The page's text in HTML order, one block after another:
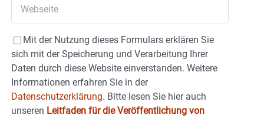
Mit der Nutzung dieses Formulars erklären Sie
sich mit der Speicherung und Verarbeitung Ihrer
Daten durch diese Website einverstanden. Weitere
Informationen erfahren Sie in der
Datenschutzerklärung. Bitte lesen Sie hier auch
unseren Leitfaden für die Veröffentlichung von